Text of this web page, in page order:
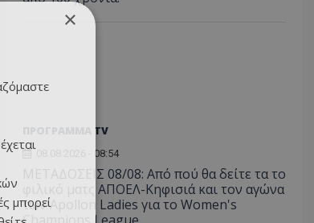
ΠΡΟΓΡΑΜΜΑ TV
08.08.2026 - 08:54
ΜΕΤΑΔΟΣΕΙΣ 08/08: Από πού θα δείτε τα το
φιλικό ματς ΑΠΟΕΛ-Κηφισιά και τον αγώνα
των Apollon Ladies για το Women's
×
μπορεί